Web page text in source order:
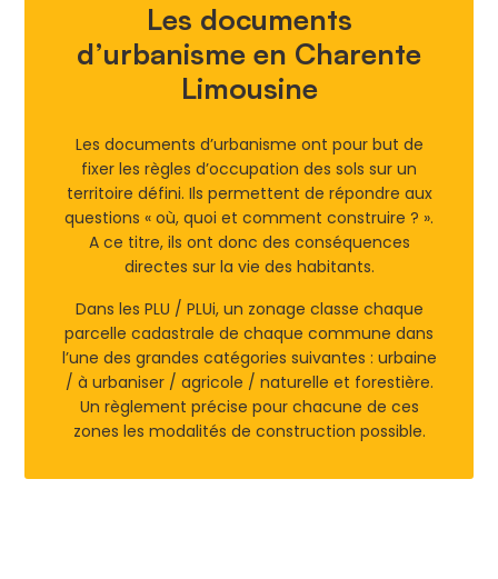
Les documents
d’urbanisme en Charente
Limousine
Les documents d’urbanisme ont pour but de
fixer les règles d’occupation des sols sur un
territoire défini. Ils permettent de répondre aux
questions « où, quoi et comment construire ? ».
A ce titre, ils ont donc des conséquences
directes sur la vie des habitants.
Dans les PLU / PLUi, un zonage classe chaque
parcelle cadastrale de chaque commune dans
l’une des grandes catégories suivantes : urbaine
/ à urbaniser / agricole / naturelle et forestière.
Un règlement précise pour chacune de ces
zones les modalités de construction possible.